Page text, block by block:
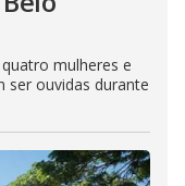
mulheres e
ser ouvidas durante